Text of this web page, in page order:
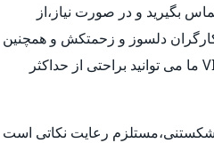
بگیرید و در صورت نیاز،از
کارگران دلسوز و زحمتکش و همچنین
ناوگانی از بهترین ماشین های باربری و حمل بار،به بهترین شکل ممکن اسباب کشی شما را انجام داده و همچنین با استفاده از خدمات VIP ما می توانید براحتی از حداکثر
شکستنی،مستلزم رعایت نکاتی است